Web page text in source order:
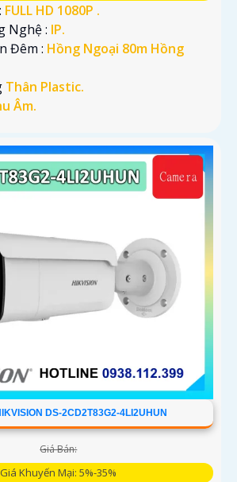
FULL HD 1080P .
Nghệ : IP.
Đêm : Hồng Ngoại 80m Hồng
Thân Plastic.
Âm.
DS-2CD2T83G2-4LI2UHUN
Giá Bán:
Giá Khuyến Mại: 5%-35%